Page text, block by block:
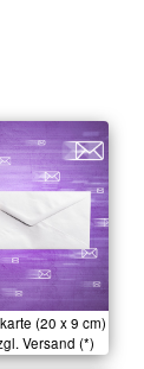
(20 x 9 cm)
Versand (*)